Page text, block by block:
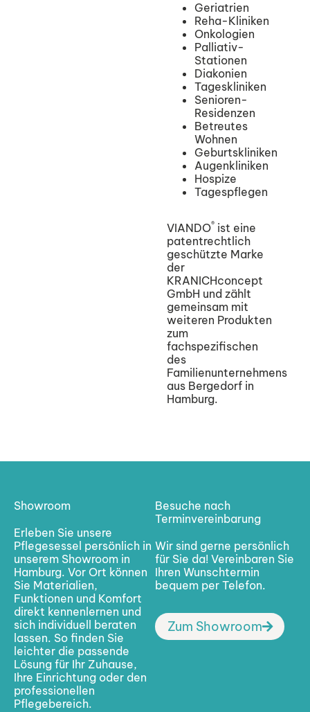
Geriatrien
Reha-Kliniken
Onkologien
Palliativ-
Stationen
Diakonien
Tageskliniken
Senioren-
Residenzen
Betreutes
Wohnen
Geburtskliniken
Augenkliniken
Hospize
Tagespflegen
VIANDO® ist eine
patentrechtlich
geschützte Marke
der
KRANICHconcept
GmbH und zählt
gemeinsam mit
weiteren Produkten
zum
fachspezifischen
des
Familienunternehmens
aus Bergedorf in
Hamburg.
Showroom
Erleben Sie unsere
Pflegesessel persönlich in
unserem Showroom in
Hamburg. Vor Ort können
Sie Materialien,
Funktionen und Komfort
direkt kennenlernen und
sich individuell beraten
lassen. So finden Sie
leichter die passende
Lösung für Ihr Zuhause,
Ihre Einrichtung oder den
professionellen
Pflegebereich.
Besuche nach
Terminvereinbarung
Wir sind gerne persönlich
für Sie da! Vereinbaren Sie
Ihren Wunschtermin
bequem per Telefon.
Zum Showroom